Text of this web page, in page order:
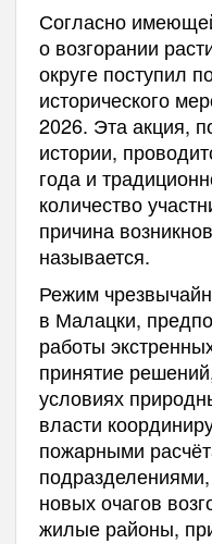
Согласно
о возгорании
округе поступил
исторического
2026. Эта акция,
истории,
года и
количество
причина
называется.
Режим
в Малацки,
работы
принятие
условиях
власти
пожарными
новых очагов
жилые районы,